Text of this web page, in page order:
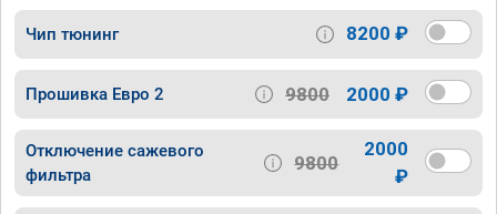
Чип тюнинг 8200 ₽
Прошивка Евро 2 9800 2000 ₽
Отключение сажевого
фильтра
9800
2000
₽